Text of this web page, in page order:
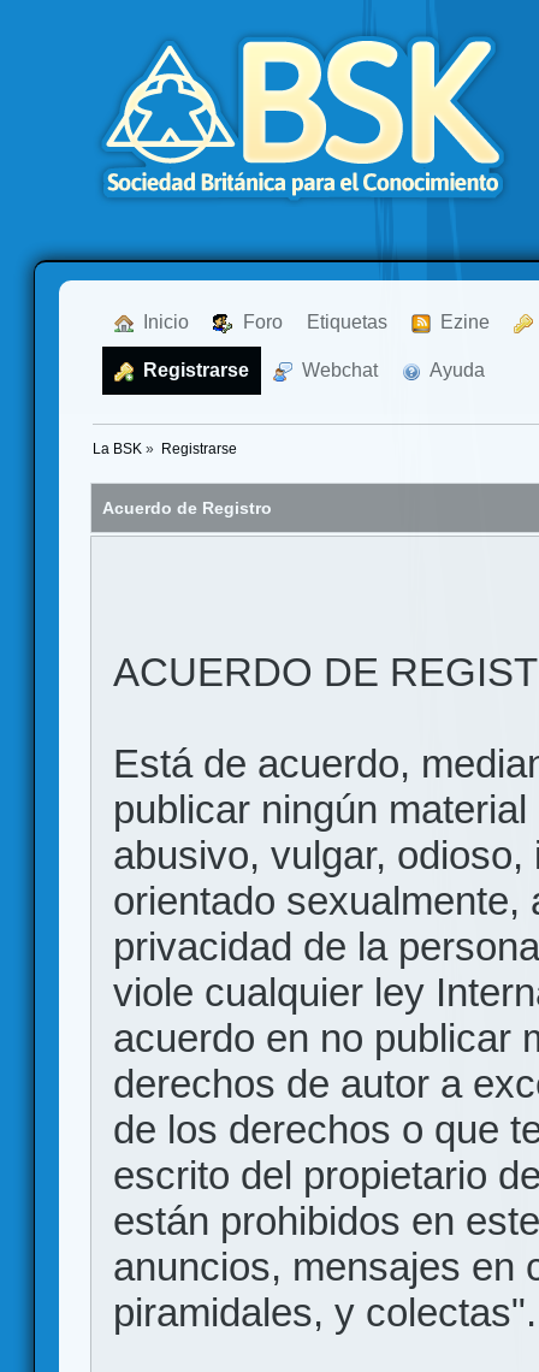
Inicio Foro Etiquetas Ezine
Registrarse Webchat Ayuda
La BSK » Registrarse
Acuerdo de Registro
ACUERDO DE
Está de acuerdo,
publicar ningún
abusivo, vulgar,
orientado sexualmente,
privacidad de la
viole cualquier ley
acuerdo en no publicar
derechos de autor a
de los derechos o que
escrito del propietario
están prohibidos en
anuncios, mensajes en
piramidales, y colectas".